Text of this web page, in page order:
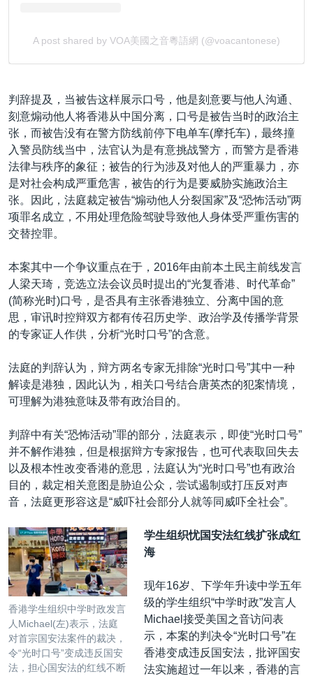
判辞提及，当被告这样展示口号，他是刻意要与他人沟通、
刻意煽动他人将香港从中国分离，口号是被告当时的政治主
张，而被告没有在警方防线前停下电单车(摩托车)，最终撞
入警员防线当中，法官认为是有意挑战警方，而警方是香港
法律与秩序的象征；被告的行为涉及对他人的严重暴力，亦
是对社会构成严重危害，被告的行为是要威胁实施政治主
张。因此，法庭裁定被告“煽动他人分裂国家”及“恐怖活动”两
项罪名成立，不用处理危险驾驶导致他人身体受严重伤害的
交替控罪。
本案其中一个争议重点在于，2016年由前本土民主前线发言
人梁天琦，竞选立法会议员时提出的“光复香港、时代革命”
(简称光时)口号，是否具有主张香港独立、分离中国的意
思，审讯时控辩双方都有传召历史学、政治学及传播学背景
的专家证人作供，分析“光时口号”的含意。
法庭的判辞认为，辩方两名专家无排除“光时口号”其中一种
解读是港独，因此认为，相关口号结合唐英杰的犯案情境，
可理解为港独意味及带有政治目的。
判辞中有关“恐怖活动”罪的部分，法庭表示，即使“光时口号”
并不解作港独，但是根据辩方专家报告，也可代表取回失去
以及根本性改变香港的意思，法庭认为“光时口号”也有政治
目的，裁定相关意图是胁迫公众，尝试遏制或打压反对声
音，法庭更形容这是“威吓社会部分人就等同威吓全社会”。
香港学生组织中学时政发言
人Michael(左)表示，法庭
对首宗国安法案件的裁决，
令“光时口号”变成违反国安
法，担心国安法的红线不断
学生组织忧国安法红线扩张成红
海
现年16岁、下学年升读中学五年
级的学生组织“中学时政”发言人
Michael接受美国之音访问表
示，本案的判决令“光时口号”在
香港变成违反国安法，批评国安
法实施超过一年以来，香港的言